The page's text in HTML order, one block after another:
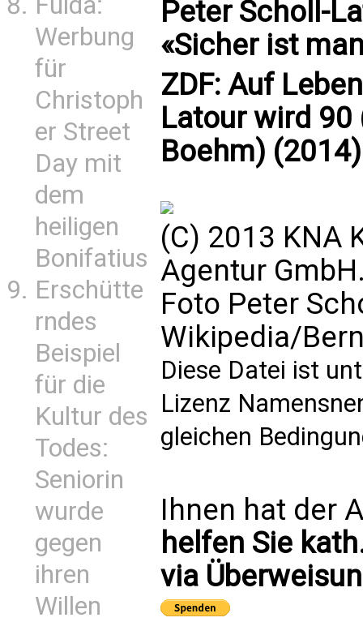
Werbung
für
Christoph
er Street
Day mit
dem
heiligen
Bonifatius
Erschütte
rndes
Beispiel
für die
Kultur des
Todes:
Seniorin
wurde
gegen
ihren
Willen
Peter Scholl-
«Sicher ist
ZDF: Auf
Latour wird 90
Boehm) (2014)
(C) 2013 KNA
Agentur
Foto Peter
Wikipedia/
Diese Datei ist
Lizenz
gleichen
Ihnen hat der
helfen Sie
via